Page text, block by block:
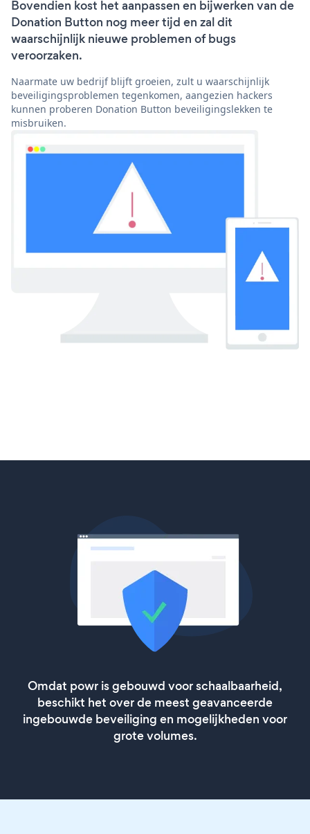
Bovendien kost het aanpassen en bijwerken van de
Donation Button nog meer tijd en zal dit
waarschijnlijk nieuwe problemen of bugs
veroorzaken.
Naarmate uw bedrijf blijft groeien, zult u waarschijnlijk
beveiligingsproblemen tegenkomen, aangezien hackers
kunnen proberen Donation Button beveiligingslekken te
misbruiken.
Omdat powr is gebouwd voor schaalbaarheid,
beschikt het over de meest geavanceerde
ingebouwde beveiliging en mogelijkheden voor
grote volumes.